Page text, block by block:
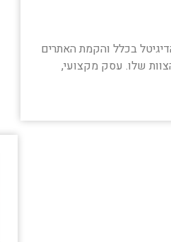
בכלל והקמת האתרים
שלו. עסק מקצועי,